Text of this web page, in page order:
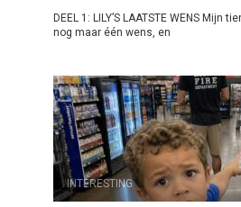
DEEL 1: LILY’S LAATSTE WENS Mijn
nog maar één wens, en
INTERESTING